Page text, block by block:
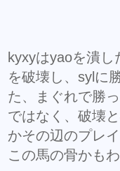
kyxyはyaoを潰し
を破壊し、sylに
た、まぐれで勝
ではなく、破壊
かその辺のプレ
この馬の骨かも